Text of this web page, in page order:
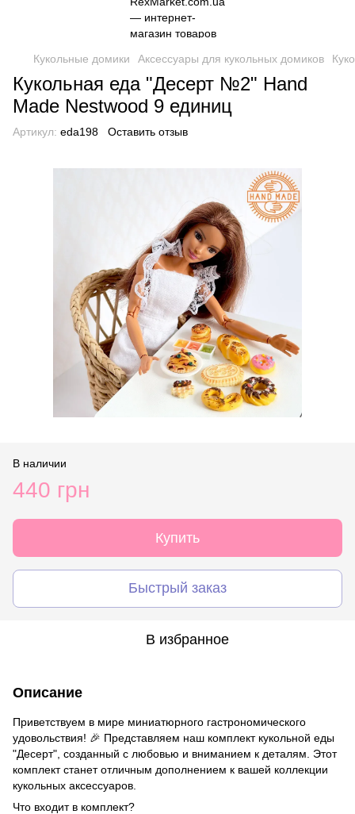
Кукольные домики Аксессуары для кукольных домиков
Кукольная еда "Десерт №2" Hand
Made Nestwood 9 единиц
Артикул: eda198 Оставить отзыв
В наличии
440 грн
Купить
Быстрый заказ
В избранное
Описание
Приветствуем в мире миниатюрного гастрономического
удовольствия! 🎉 Представляем наш комплект кукольной еды
"Десерт", созданный с любовью и вниманием к деталям. Этот
комплект станет отличным дополнением к вашей коллекции
кукольных аксессуаров.
Что входит в комплект?